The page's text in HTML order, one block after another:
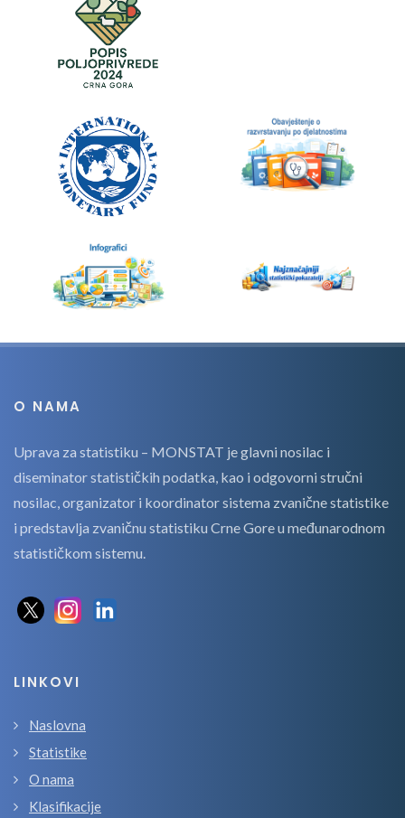
O NAMA
Uprava za statistiku – MONSTAT je glavni nosilac i
diseminator statističkih podatka, kao i odgovorni stručni
nosilac, organizator i koordinator sistema zvanične statistike
i predstavlja zvaničnu statistiku Crne Gore u međunarodnom
statističkom sistemu.
LINKOVI
Naslovna
Statistike
O nama
Klasifikacije